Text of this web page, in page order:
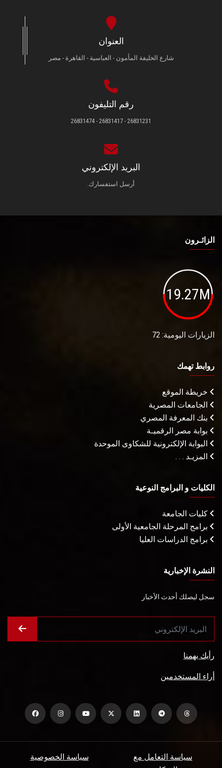
العنوان
شارع الخليفة المأمون - العباسية - القاهرة - مصر
رقم التليفون
26831231 - 26831417 - 26831474
البريد الإلكتروني
أرسل استفسارك.
الزائـرون
19.27M
الزيارات اليومية: 72
روابط تهمك
خريطة الموقع
الجامعات المصرية
بنك المعرفة المصري
بوابة مصر الرقميـة
البوابة الإلكترونية للشكاوى الموحدة
المزيـد . . .
الكليات و البرامج النوعية
كليات الجامعة
برامج المرحلة الجامعية الأولى
برامج الدراسات العليا
النشرة الإخبارية
سجل ليصلك أحدث الأخبار
رأيك يهمنا
أراء المستخدمين
سياسة الخصوصية
سياسة التعامل مع